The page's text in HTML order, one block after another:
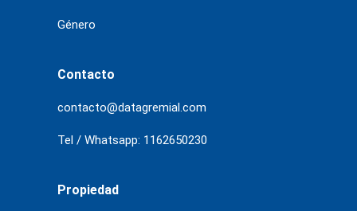
Género
Contacto
contacto@datagremial.com
Tel / Whatsapp: 1162650230
Propiedad